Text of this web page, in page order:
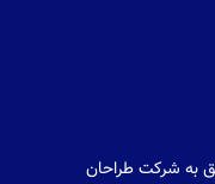
به شرکت طراحان